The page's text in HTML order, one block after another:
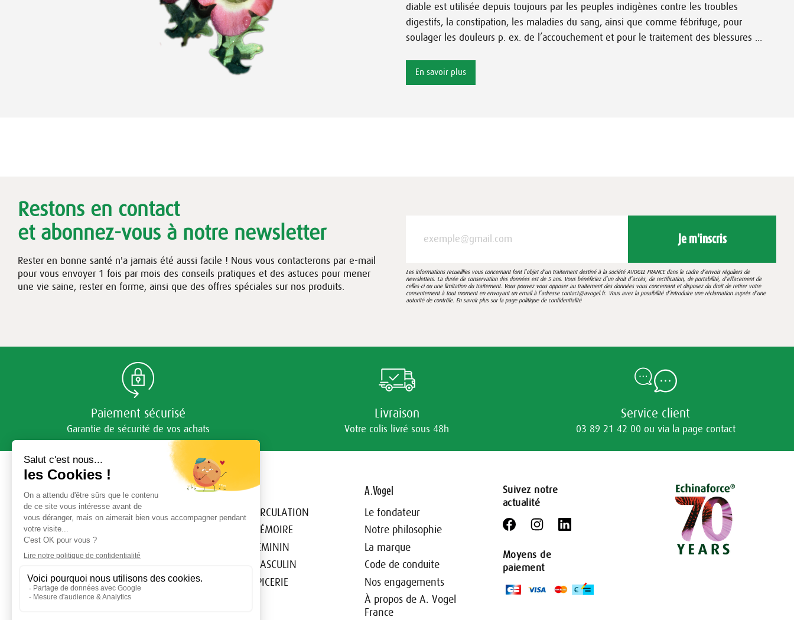
diable est utilisée depuis toujours par les peuples indigènes contre les troubles
digestifs, la constipation, les maladies du sang, ainsi que comme fébrifuge, pour
soulager les douleurs p. ex. de l’accouchement et pour le traitement des blessures ...
En savoir plus
Restons en contact
et abonnez-vous à notre newsletter
Rester en bonne santé n'a jamais été aussi facile ! Nous vous contacterons par e-mail
pour vous envoyer 1 fois par mois des conseils pratiques et des astuces pour mener
une vie saine, rester en forme, ainsi que des offres spéciales sur nos produits.
Je m'inscris
Les informations recueillies vous concernant font l’objet d’un traitement destiné à la société AVOGEL FRANCE dans le cadre d’envois réguliers de
newsletters. La durée de conservation des données est de 5 ans. Vous bénéficiez d’un droit d’accès, de rectification, de portabilité, d’effacement de
celles-ci ou une limitation du traitement. Vous pouvez vous opposer au traitement des données vous concernant et disposez du droit de retirer votre
consentement à tout moment en envoyant un email à l’adresse contact@avogel.fr. Vous avez la possibilité d’introduire une réclamation auprès d’une
autorité de contrôle. En savoir plus sur la page politique de confidentialité
Paiement sécurisé
Garantie de sécurité de vos achats
Livraison
Votre colis livré sous 48h
Service client
03 89 21 42 00 ou via la page contact
Nos produits
ARTICULATIONS
CIRCULATION
MÉMOIRE
FÉMININ
MASCULIN
ÉPICERIE
A.Vogel
Le fondateur
Notre philosophie
La marque
Code de conduite
Nos engagements
À propos de A. Vogel
France
Suivez notre
actualité
Moyens de
paiement